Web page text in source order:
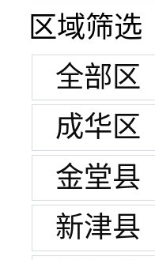
区域筛选
全部区
成华区
金堂县
新津县